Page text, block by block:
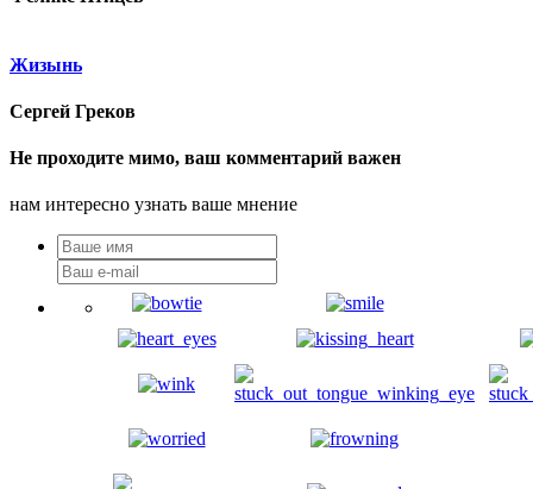
Жизынь
Сергей Греков
Не проходите мимо, ваш комментарий важен
нам интересно узнать ваше мнение